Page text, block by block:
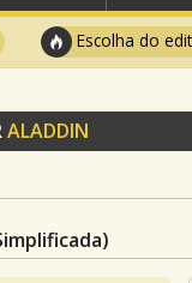
Escolha do
ALADDIN